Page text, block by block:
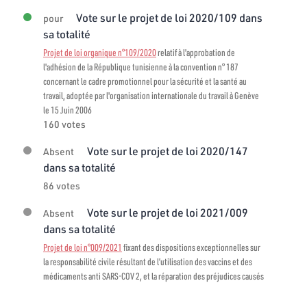
pour
Vote sur le projet de loi 2020/109 dans
sa totalité
Projet de loi organique n°109/2020relatif à l'approbation de
l'adhésion de la République tunisienne à la convention n° 187
concernant le cadre promotionnel pour la sécurité et la santé au
travail, adoptée par l'organisation internationale du travail à Genève
le 15 Juin 2006
160 votes
Absent
Vote sur le projet de loi 2020/147
dans sa totalité
86 votes
Absent
Vote sur le projet de loi 2021/009
dans sa totalité
Projet de loi n°009/2021 fixant des dispositions exceptionnelles sur
la responsabilité civile résultant de l’utilisation des vaccins et des
médicaments anti SARS-COV 2, et la réparation des préjudices causés